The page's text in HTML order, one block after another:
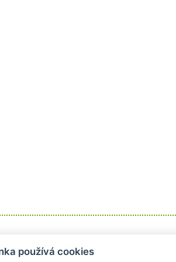
Kontakt
používá cookies